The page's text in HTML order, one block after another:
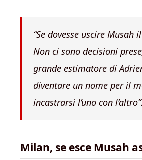
“Se dovesse uscire
Non ci sono decisioni
grande estimatore di
diventare un nome per il
incastrarsi l’uno con l’altro”.
Milan, se esce Musah